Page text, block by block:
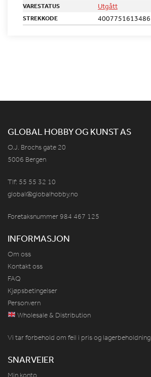
VARESTATUS
Utgått
STREKKODE 4007751613486
GLOBAL HOBBY OG KUNST AS
O.J. Brochs gate 20
5006 Bergen
Tlf: 55 55 32 10
global@globalhobby.no
Foretaksnummer 984 467 125
INFORMASJON
Om oss
Kontakt oss
FAQ
Kjøpsbetingelser
Personvern
Wholesale & Distribution
Vi tar forbehold om feil i pris og lagerbeholdning
SNARVEIER
Min konto